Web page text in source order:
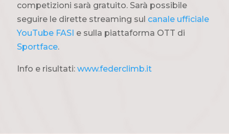
competizioni sarà gratuito. Sarà possibile
seguire le dirette streaming sul canale ufficiale
YouTube FASI e sulla piattaforma OTT di
Sportface.
Info e risultati:www.federclimb.it